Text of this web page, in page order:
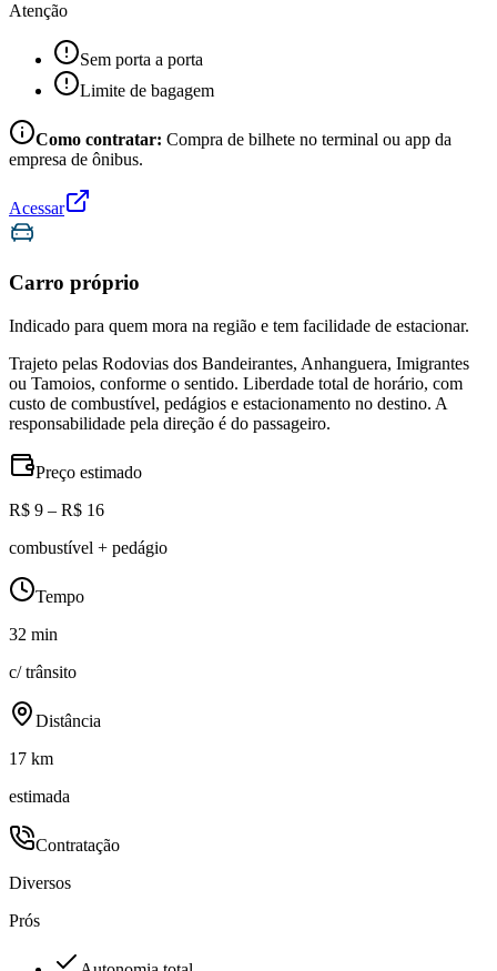
Atenção
Sem porta a porta
Limite de bagagem
Como contratar: Compra de bilhete no terminal ou app da
empresa de ônibus.
Acessar
Carro próprio
Indicado para quem mora na região e tem facilidade de estacionar.
Trajeto pelas Rodovias dos Bandeirantes, Anhanguera, Imigrantes
ou Tamoios, conforme o sentido. Liberdade total de horário, com
custo de combustível, pedágios e estacionamento no destino. A
responsabilidade pela direção é do passageiro.
Preço estimado
R$ 9 – R$ 16
combustível + pedágio
Tempo
32 min
c/ trânsito
Distância
17 km
estimada
Contratação
Diversos
Prós